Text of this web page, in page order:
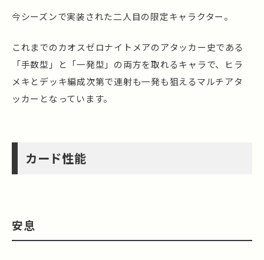
今シーズンで実装された二人目の限定キャラクター。
これまでのカオスゼロナイトメアのアタッカー史である
「手数型」と「一発型」の両方を取れるキャラで、ヒラ
メキとデッキ編成次第で連射も一発も狙えるマルチアタ
ッカーとなっています。
カード性能
安息